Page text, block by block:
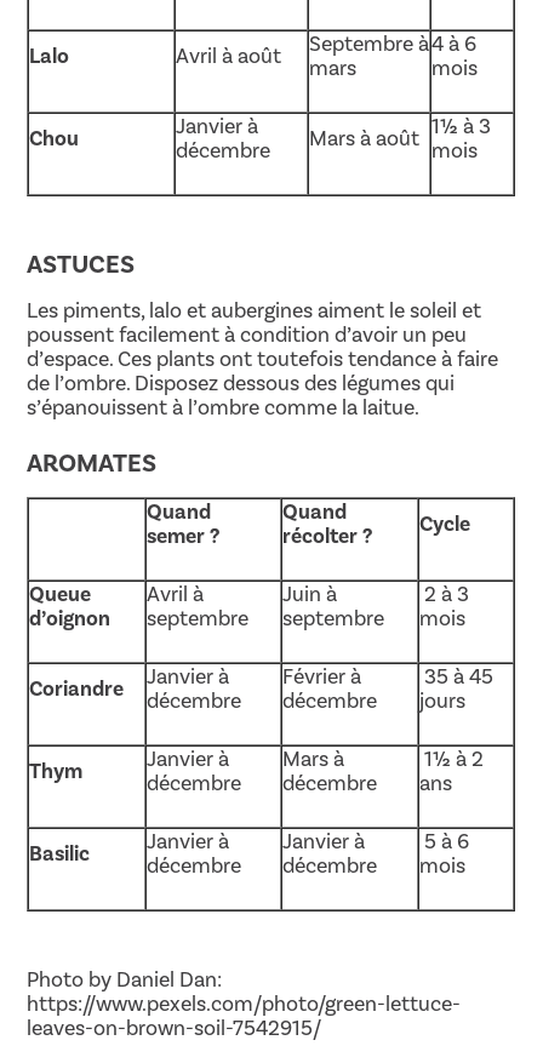
Lalo Avril à août
Septembre à
mars
4 à 6
mois
Chou
Janvier à
décembre
Mars à août 1½ à 3
mois
ASTUCES
Les piments, lalo et aubergines aiment le soleil et
poussent facilement à condition d’avoir un peu
d’espace. Ces plants ont toutefois tendance à faire
de l’ombre. Disposez dessous des légumes qui
s’épanouissent à l’ombre comme la laitue.
AROMATES
Quand
semer ?
Quand
récolter ?
Cycle
Queue
d’oignon
Avril à
septembre
Juin à
septembre
2 à 3
mois
Coriandre
Janvier à
décembre
Février à
décembre
35 à 45
jours
Thym
Janvier à
décembre
Mars à
décembre
1½ à 2
ans
Basilic
Janvier à
décembre
Janvier à
décembre
5 à 6
mois
Photo by Daniel Dan:
https://www.pexels.com/photo/green-lettuce-
leaves-on-brown-soil-7542915/